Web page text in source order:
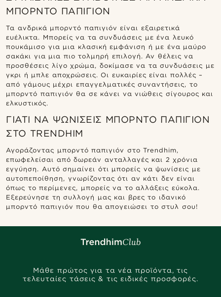
ΜΠΟΡΝΤΌ ΠΑΠΙΓΙΌΝ
Τα ανδρικά μπορντό παπιγιόν είναι εξαιρετικά
ευέλικτα. Μπορείς να τα συνδυάσεις με ένα λευκό
πουκάμισο για μια κλασική εμφάνιση ή με ένα μαύρο
σακάκι για μια πιο τολμηρή επιλογή. Αν θέλεις να
προσθέσεις λίγο χρώμα, δοκίμασε να τα συνδυάσεις με
γκρι ή μπλε αποχρώσεις. Οι ευκαιρίες είναι πολλές –
από γάμους μέχρι επαγγελματικές συναντήσεις, το
μπορντό παπιγιόν θα σε κάνει να νιώθεις σίγουρος και
ελκυστικός.
ΓΙΑΤΊ ΝΑ ΨΩΝΊΣΕΙΣ ΜΠΟΡΝΤΌ ΠΑΠΙΓΙΌΝ
ΣΤΟ TRENDHIM
Αγοράζοντας μπορντό παπιγιόν στο Trendhim,
επωφελείσαι από δωρεάν ανταλλαγές και 2 χρόνια
εγγύηση. Αυτό σημαίνει ότι μπορείς να ψωνίσεις με
αυτοπεποίθηση, γνωρίζοντας ότι αν κάτι δεν είναι
όπως το περίμενες, μπορείς να το αλλάξεις εύκολα.
Εξερεύνησε τη συλλογή μας και βρες το ιδανικό
μπορντό παπιγιόν που θα απογειώσει το στυλ σου!
Μάθε πρώτος για τα νέα προϊόντα, τις
τελευταίες τάσεις & τις ειδικές προσφορές.